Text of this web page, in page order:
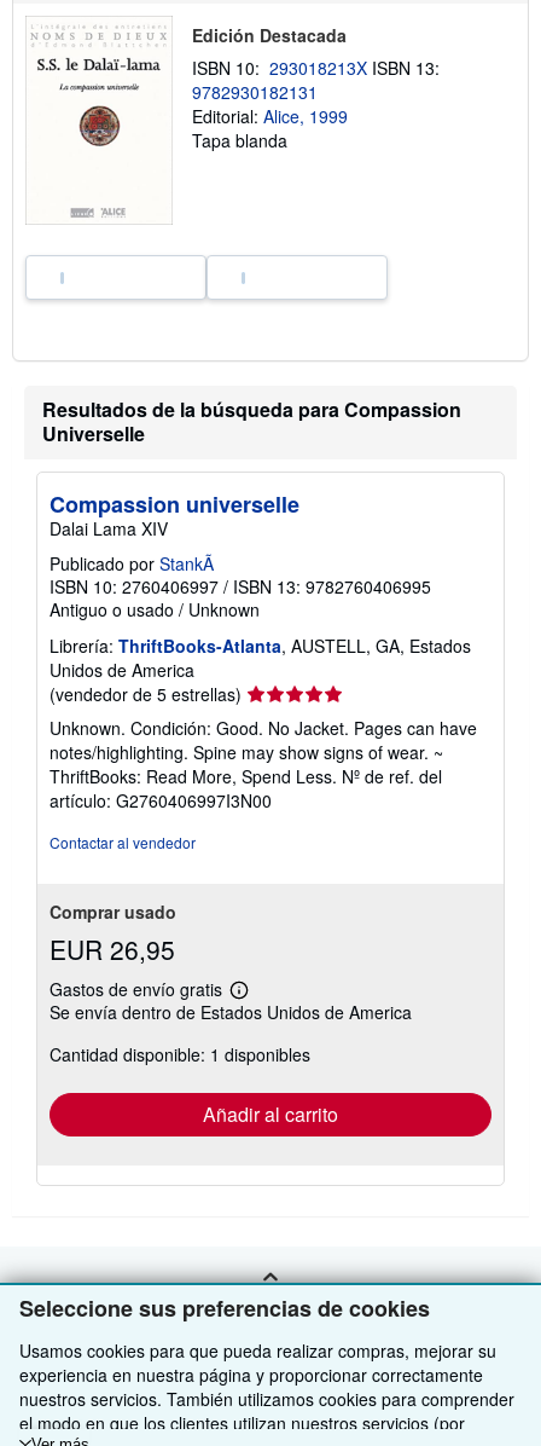
Seleccione sus preferencias de cookies
Usamos cookies para que pueda realizar compras, mejorar su
experiencia en nuestra página y proporcionar correctamente
nuestros servicios. También utilizamos cookies para comprender
el modo en que los clientes utilizan nuestros servicios (por
e
l
d
e
Edición Destacada
ISBN 10: 293018213X ISBN 13:
9782930182131
Editorial: Alice, 1999
Tapa blanda
Resultados de la búsqueda para Compassion
Universelle
Compassion universelle
Dalai Lama XIV
Publicado por StankÃ
ISBN 10: 2760406997 / ISBN 13: 9782760406995
Antiguo o usado / Unknown
Librería: ThriftBooks-Atlanta, AUSTELL, GA, Estados
Unidos de America
(vendedor de 5 estrellas) Calificación
del
vendedor:
5
de
5
Unknown. Condición: Good. No Jacket. Pages can have
notes/highlighting. Spine may show signs of wear. ~
ThriftBooks: Read More, Spend Less. Nº de ref. del
artículo: G2760406997I3N00
Contactar al vendedor
Comprar usado
EUR 26,95
Gastos de envío gratis
Más
información
las
tarifas
envío
Se envía dentro de Estados Unidos de America
Cantidad disponible: 1 disponibles
Añadir al carrito
VOLVER AL INICIO
Compre con nosotros
Búsqueda avanzada
Venda con nosotros